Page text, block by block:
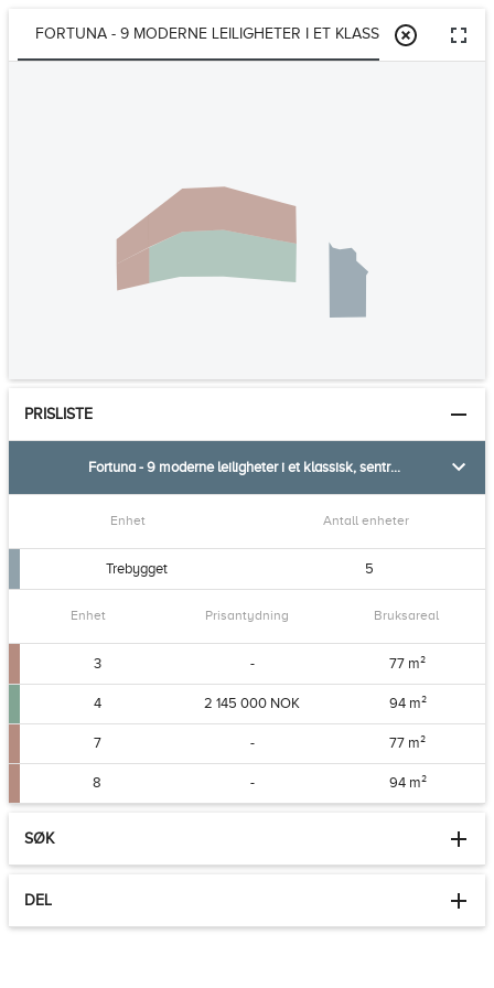
FORTUNA - 9 MODERNE LEILIGHETER I ET KLASSISK,
PRISLISTE
Fortuna - 9 moderne leiligheter i et klassisk, sentrumsnært bygg - heis, parkering - forkjøpsrett av
Enhet Antall enheter
Trebygget 5
Enhet Prisantydning Bruksareal
3 - 77 m²
4 2 145 000 NOK 94 m²
7 - 77 m²
8 - 94 m²
SØK
DEL